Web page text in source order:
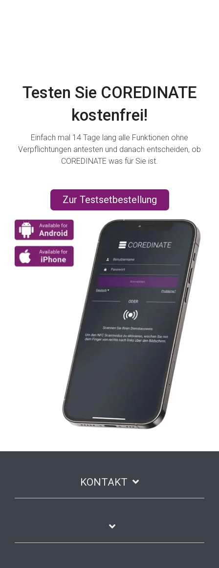
Testen Sie COREDINATE
kostenfrei!
Einfach mal 14 Tage lang alle Funktionen ohne
Verpflichtungen antesten und danach entscheiden, ob
COREDINATE was für Sie ist.
Zur Testsetbestellung
KONTAKT